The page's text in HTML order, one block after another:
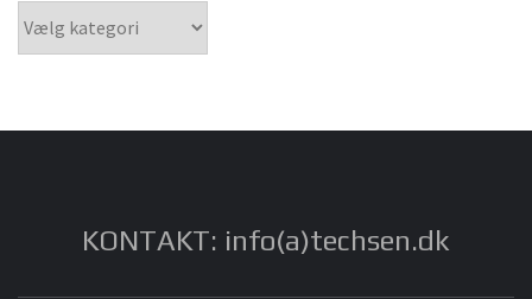
KONTAKT: info(a)techsen.dk